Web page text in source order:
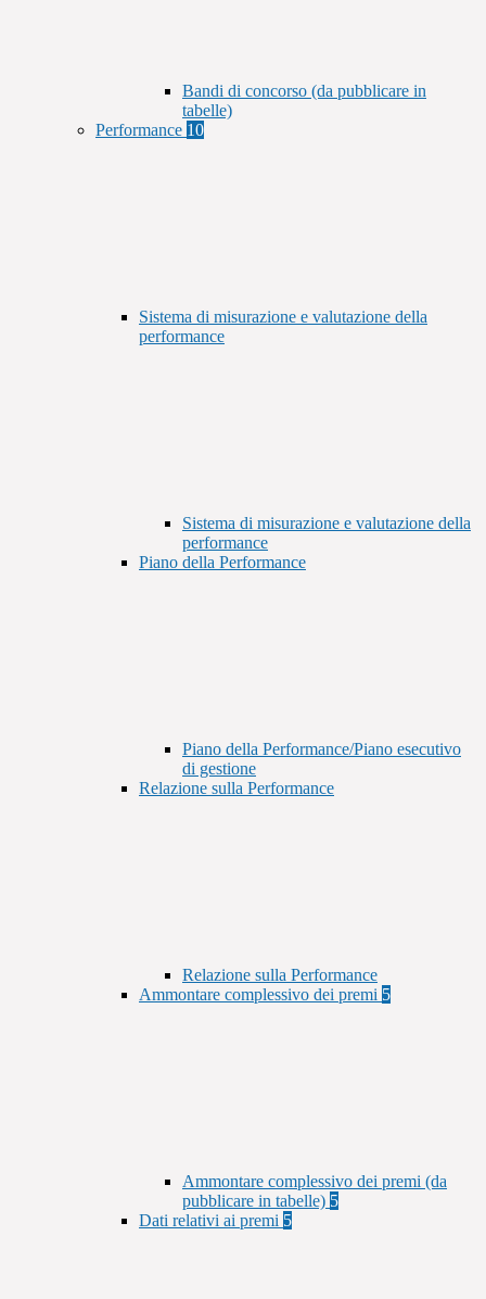
Bandi di concorso (da pubblicare in
tabelle)
Performance 10
Sistema di misurazione e valutazione della
performance
Sistema di misurazione e valutazione della
performance
Piano della Performance
Piano della Performance/Piano esecutivo
di gestione
Relazione sulla Performance
Relazione sulla Performance
Ammontare complessivo dei premi 5
Ammontare complessivo dei premi (da
pubblicare in tabelle) 5
Dati relativi ai premi 5